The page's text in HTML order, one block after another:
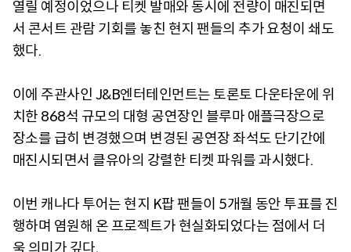
열릴 예정이었으나 티켓 발매와 동시에 전량이 매진되면
서 콘서트 관람 기회를 놓친 현지 팬들의 추가 요청이 쇄도
했다.
이에 주관사인 J&B엔터테인먼트는 토론토 다운타운에 위
치한 868석 규모의 대형 공연장인 블루마 애플극장으로
장소를 급히 변경했으며 변경된 공연장 좌석도 단기간에
매진시되면서 클유아의 강렬한 티켓 파워를 과시했다.
이번 캐나다 투어는 현지 K팝 팬들이 5개월 동안 투표를 진
행하며 염원해 온 프로젝트가 현실화되었다는 점에서 더
욱 의미가 깊다.